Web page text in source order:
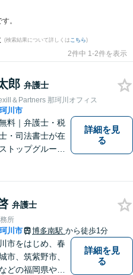
。
(検索結果について詳しくは こちら)
2件中 1-2件を表示
郎 弁護士
＆Partners 那珂川オフィス
川市
料｜弁護士・税
・司法書士が在
トップグルー
知識が必要な案
対応。九州トッ
富な実績。
詳細を見
る
弁護士
所
川市 博多南駅 から徒歩1分
市をはじめ、春
市、筑紫野市、
どの福岡県や九
詳細を見
る